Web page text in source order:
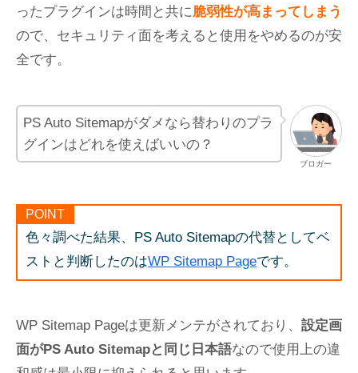
ったプラグインは時間と共に脆弱性が高まってしまう
ので、セキュリティ面を考えると使用をやめるのが安
全です。
ブロガー
PS Auto Sitemapがダメなら替わりのプラ
グインはどれを使えばいいの？
POINT
色々調べた結果、PS Auto Sitemapの代替としてベ
ストと判断したのはWP Sitemap Pageです。
WP Sitemap Pageは更新メンテがされており、 設定画
面がPS Auto Sitemapと同じ日本語なので使用上の違